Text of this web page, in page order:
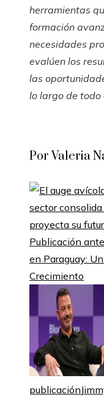
herramientas
formación
necesidades
evalúen los
las
lo largo de todo
Por Valeria
Publicación
en Paraguay:
Crecimiento
publicación